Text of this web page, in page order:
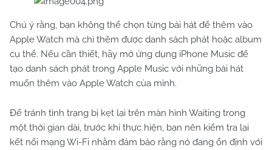
Chú ý rằng, bạn không thể chọn từng bài hát để thêm vào
Apple Watch mà chỉ thêm được danh sách phát hoặc album
cụ thể. Nếu cần thiết, hãy mở ứng dụng iPhone Music để
tạo danh sách phát trong Apple Music với những bài hát
muốn thêm vào Apple Watch của mình.
Để tránh tình trạng bị kẹt lại trên màn hình Waiting trong
một thời gian dài, trước khi thực hiện, bạn nên kiểm tra lại
kết nối mạng Wi-Fi nhằm đảm bảo rằng nó đang ổn định với